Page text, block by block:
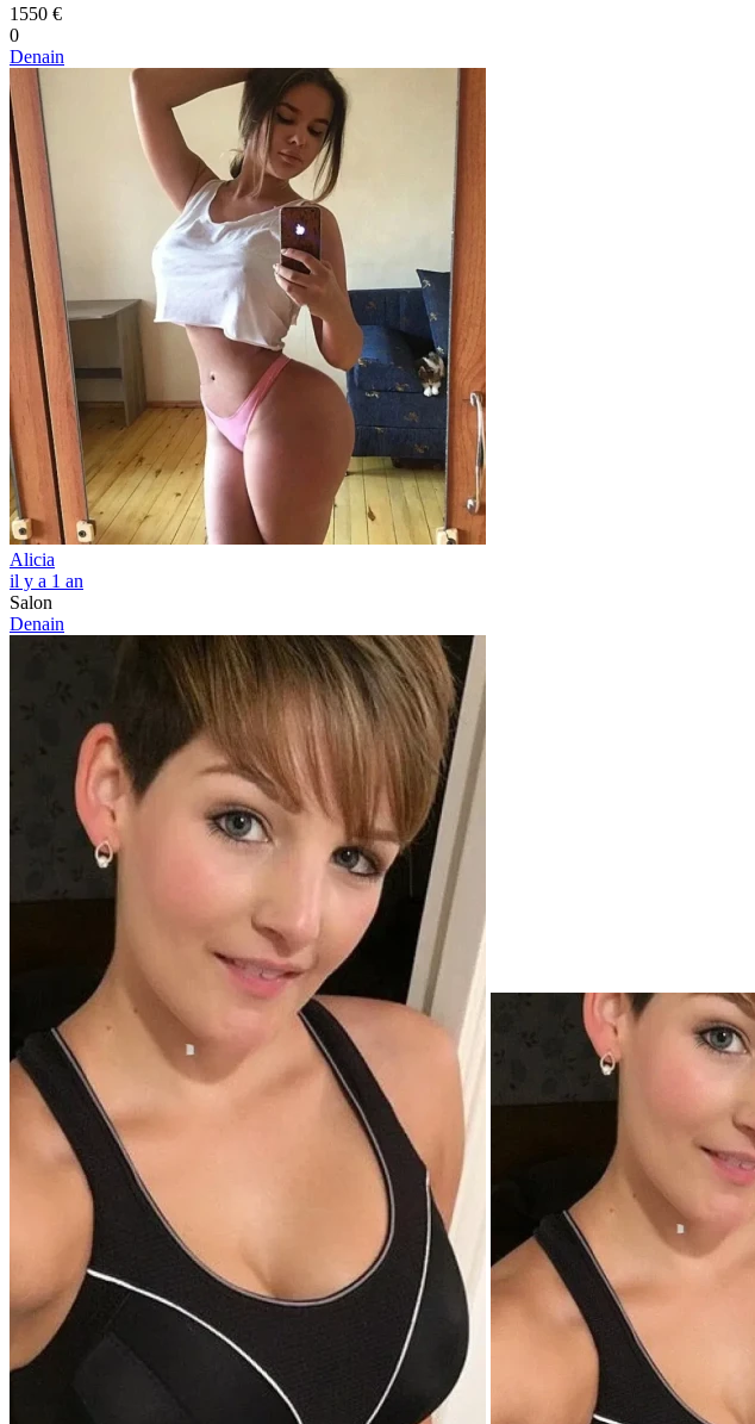
1550 €
0
Denain
Alicia
il y a 1 an
Salon
Denain